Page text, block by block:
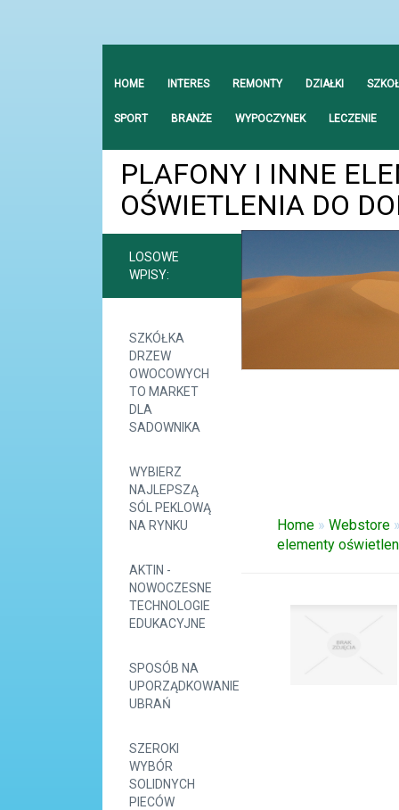
HOME INTERES REMONTY DZIAŁKI
SPORT BRANŻE WYPOCZYNEK LECZENIE
PLAFONY I INNE
OŚWIETLENIA DO
LOSOWE
WPISY:
SZKÓŁKA
DRZEW
OWOCOWYCH
TO MARKET
DLA
SADOWNIKA
WYBIERZ
NAJLEPSZĄ
SÓL PEKLOWĄ
NA RYNKU
AKTIN -
NOWOCZESNE
TECHNOLOGIE
EDUKACYJNE
SPOSÓB NA
UPORZĄDKOWANIE
UBRAŃ
SZEROKI
WYBÓR
SOLIDNYCH
PIECÓW
Home »Webstore
elementy